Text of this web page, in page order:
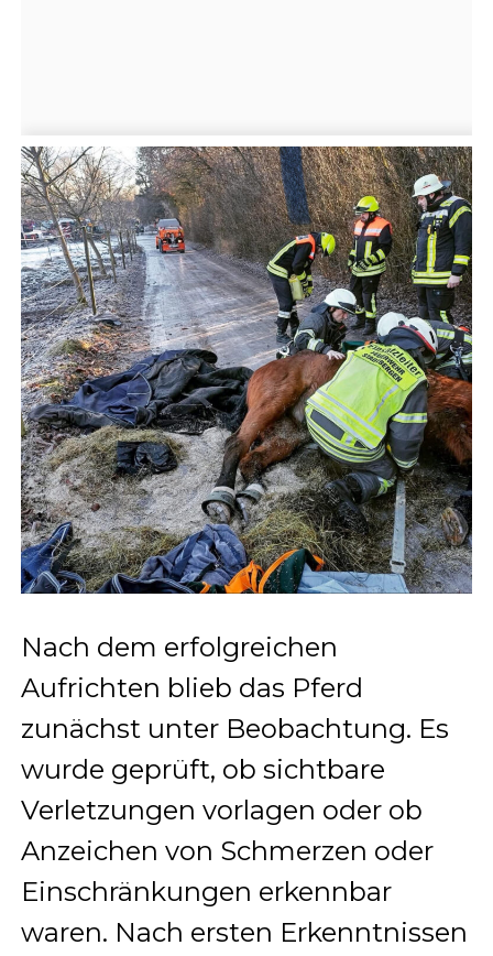
Nach dem erfolgreichen
Aufrichten blieb das Pferd
zunächst unter Beobachtung. Es
wurde geprüft, ob sichtbare
Verletzungen vorlagen oder ob
Anzeichen von Schmerzen oder
Einschränkungen erkennbar
waren. Nach ersten Erkenntnissen